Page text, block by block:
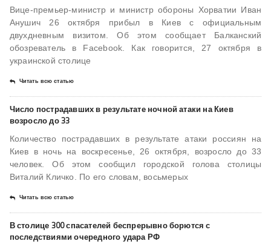
Вице-премьер-министр и министр обороны Хорватии Иван
Анушич 26 октября прибыл в Киев с официальным
двухдневным визитом. Об этом сообщает Балканский
обозреватель в Facebook. Как говорится, 27 октября в
украинской столице
Читать всю статью
Число пострадавших в результате ночной атаки на Киев
возросло до 33
Количество пострадавших в результате атаки россиян на
Киев в ночь на воскресенье, 26 октября, возросло до 33
человек. Об этом сообщил городской голова столицы
Виталий Кличко. По его словам, восьмерых
Читать всю статью
В столице 300 спасателей беспрерывно борются с
последствиями очередного удара РФ